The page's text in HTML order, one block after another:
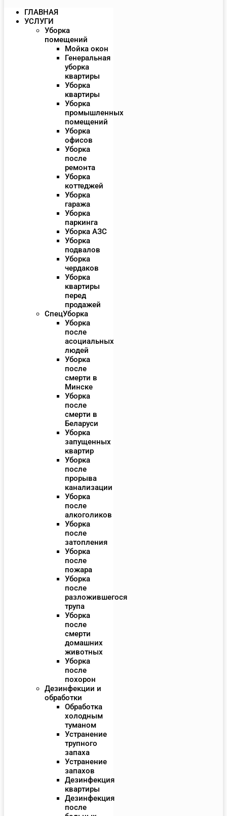
ГЛАВНАЯ
УСЛУГИ
Уборка
помещений
Мойка окон
Генеральная
уборка
квартиры
Уборка
квартиры
Уборка
промышленных
помещений
Уборка
офисов
Уборка
после
ремонта
Уборка
коттеджей
Уборка
гаража
Уборка
паркинга
Уборка АЗС
Уборка
подвалов
Уборка
чердаков
Уборка
квартиры
перед
продажей
СпецУборка
Уборка
после
асоциальных
людей
Уборка
после
смерти в
Минске
Уборка
после
смерти в
Беларуси
Уборка
запущенных
квартир
Уборка
после
прорыва
канализации
Уборка
после
алкоголиков
Уборка
после
затопления
Уборка
после
пожара
Уборка
после
разложившегося
трупа
Уборка
после
смерти
домашних
животных
Уборка
после
похорон
Дезинфекции и
обработки
Обработка
холодным
туманом
Устранение
трупного
запаха
Устранение
запахов
Дезинфекция
квартиры
Дезинфекция
после